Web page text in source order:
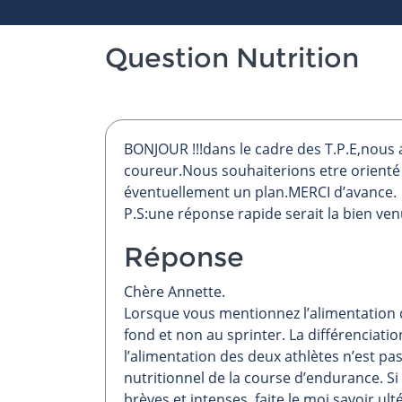
Question Nutrition
BONJOUR !!!dans le cadre des
coureur.Nous souhaiterions etre
éventuellement un plan.MERCI d’avance.
P.S:une réponse rapide serait la bien
Réponse
Chère Annette.
Lorsque vous mentionnez
fond et non au sprinter. La
l’alimentation des deux athlètes n’est
nutritionnel de la course d’endurance.